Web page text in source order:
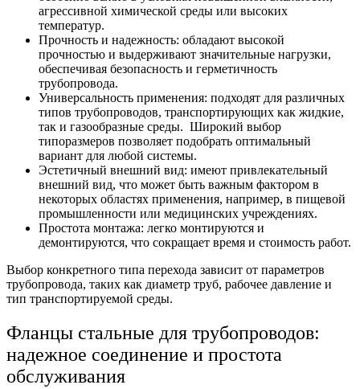
агрессивной химической среды или высоких
температур.
Прочность и надежность: обладают высокой
прочностью и выдерживают значительные нагрузки,
обеспечивая безопасность и герметичность
трубопровода.
Универсальность применения: подходят для различных
типов трубопроводов, транспортирующих как жидкие,
так и газообразные среды. Широкий выбор
типоразмеров позволяет подобрать оптимальный
вариант для любой системы.
Эстетичный внешний вид: имеют привлекательный
внешний вид, что может быть важным фактором в
некоторых областях применения, например, в пищевой
промышленности или медицинских учреждениях.
Простота монтажа: легко монтируются и
демонтируются, что сокращает время и стоимость работ.
Выбор конкретного типа перехода зависит от параметров
трубопровода, таких как диаметр труб, рабочее давление и
тип транспортируемой среды.
Фланцы стальные для трубопроводов:
надежное соединение и простота
обслуживания